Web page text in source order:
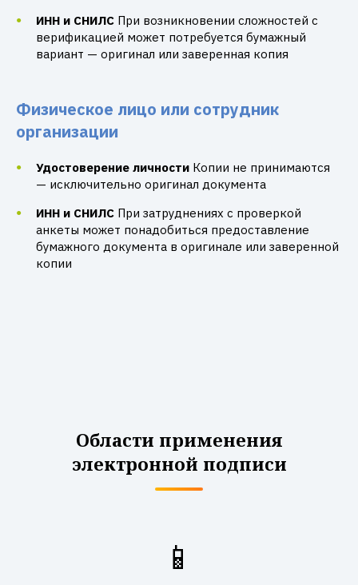
ИНН и СНИЛС При возникновении сложностей с
верификацией может потребуется бумажный
вариант — оригинал или заверенная копия
Физическое лицо или сотрудник
организации
Удостоверение личности Копии не принимаются
— исключительно оригинал документа
ИНН и СНИЛС При затруднениях с проверкой
анкеты может понадобиться предоставление
бумажного документа в оригинале или заверенной
копии
Области применения
электронной подписи
📱